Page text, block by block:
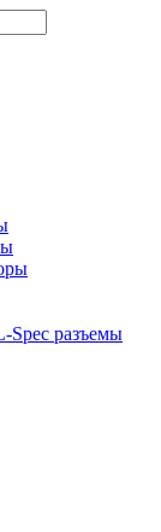
Spec разъемы